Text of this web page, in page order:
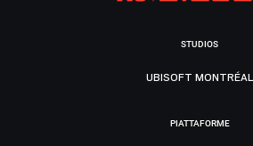
STUDIOS
UBISOFT MONTRÉAL
PIATTAFORME